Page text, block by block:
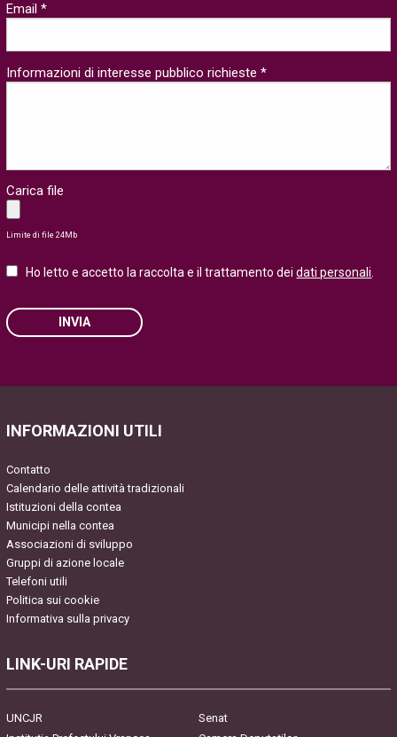
Email *
Informazioni di interesse pubblico richieste *
Carica file
Limite di file 24Mb
Ho letto e accetto la raccolta e il trattamento deidati personali.
INVIA
INFORMAZIONI UTILI
Contatto
Calendario delle attività tradizionali
Istituzioni della contea
Municipi nella contea
Associazioni di sviluppo
Gruppi di azione locale
Telefoni utili
Politica sui cookie
Informativa sulla privacy
LINK-URI RAPIDE
UNCJR
Senat